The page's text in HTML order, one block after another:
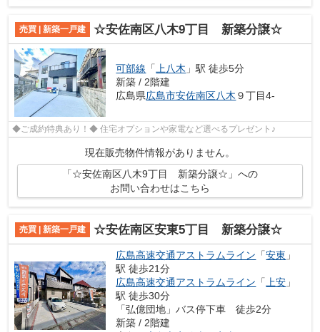
売買 | 新築一戸建 ☆安佐南区八木9丁目 新築分譲☆
可部線 「上八木 」駅 徒歩5分
新築 / 2階建
広島県広島市安佐南区八木 ９丁目4-
◆ご成約特典あり！◆ 住宅オプションや家電など選べるプレゼント♪
現在販売物件情報がありません。
「☆安佐南区八木9丁目 新築分譲☆」への
お問い合わせはこちら
売買 | 新築一戸建 ☆安佐南区安東5丁目 新築分譲☆
広島高速交通アストラムライン 「安東 」
駅 徒歩21分
広島高速交通アストラムライン 「 上安 」
駅 徒歩30分
「弘億団地」バス停下車 徒歩2分
新築 / 2階建